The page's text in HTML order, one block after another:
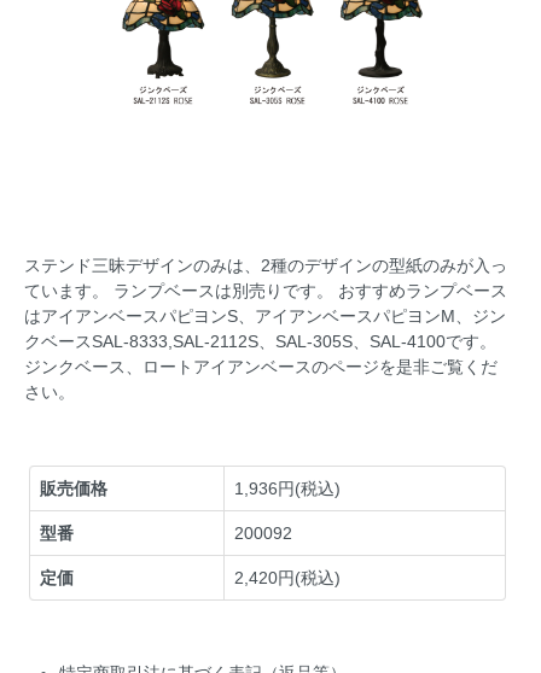
ステンド三昧デザインのみは、2種のデザインの型紙のみが入っ
ています。 ランプベースは別売りです。 おすすめランプベース
はアイアンベースパピヨンS、アイアンベースパピヨンM、ジン
クベースSAL-8333,SAL-2112S、SAL-305S、SAL-4100です。
ジンクベース、ロートアイアンベースのページを是非ご覧くだ
さい。
販売価格 1,936円(税込)
型番 200092
定価 2,420円(税込)